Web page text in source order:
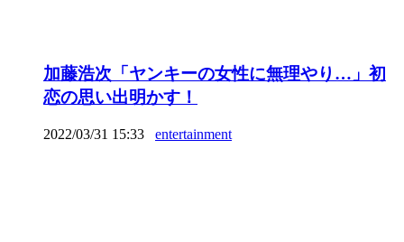
加藤浩次「ヤンキーの女性に無理やり…」初
恋の思い出明かす！
2022/03/31 15:33 entertainment